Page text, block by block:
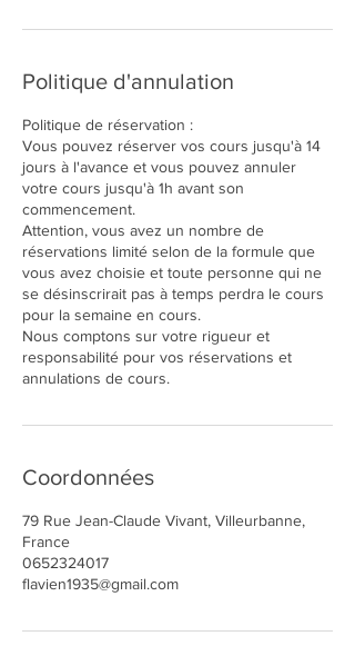
Politique d'annulation
Politique de réservation :
Vous pouvez réserver vos cours jusqu'à 14
jours à l'avance et vous pouvez annuler
votre cours jusqu'à 1h avant son
commencement.
Attention, vous avez un nombre de
réservations limité selon de la formule que
vous avez choisie et toute personne qui ne
se désinscrirait pas à temps perdra le cours
pour la semaine en cours.
Nous comptons sur votre rigueur et
responsabilité pour vos réservations et
annulations de cours.
Coordonnées
79 Rue Jean-Claude Vivant, Villeurbanne,
France
0652324017
flavien1935@gmail.com